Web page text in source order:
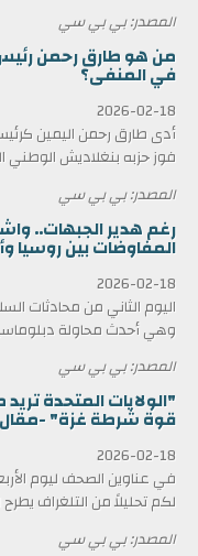
المصدر: بي بي سي
في المنفى؟
2026-02-18
فوز حزبه بنغلاديش الوطني
المصدر: بي بي سي
رغم هدير الجبهات..
المفاوضات بين روسيا
2026-02-18
اليوم الثاني من محادثات
وهي أحدث محاولة
المصدر: بي بي سي
"الولايات المتحدة
قوة شرطة غزة" -مقال
2026-02-18
لكم تحليلاً من التلغراف يطرح
المصدر: بي بي سي